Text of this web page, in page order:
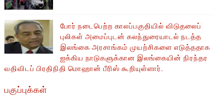
போர் நடைபெற்ற காலப்பகுதியில் ​​விடுதலைப்
புலிகள் அமைப்புடன் கலந்துரையாடல் நடத்த
இலங்கை அரசாங்கம் முயற்சிகளை எடுத்ததாக
ஐக்கிய நாடுகளுக்கான இலங்கையின் நிரந்தர
வதிவிடப் பிரதிநிதி மொஹான் பீரிஸ் கூறியுள்ளார்.
பகுப்புக்கள்